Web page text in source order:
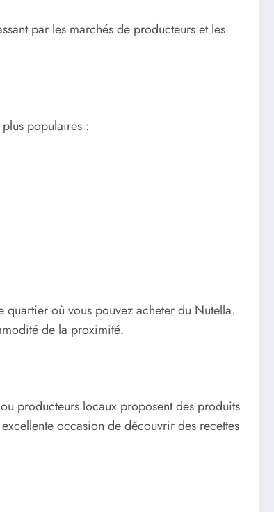
par les marchés de producteurs et les
populaires :
où vous pouvez acheter du Nutella.
de la proximité.
producteurs locaux proposent des produits
occasion de découvrir des recettes